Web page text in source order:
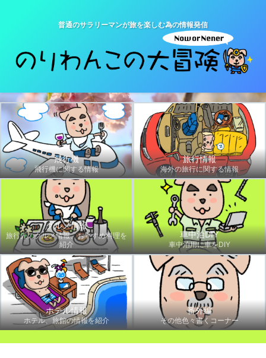
普通のサラリーマンが旅を楽しむ為の情報発信
飛行機
飛行機に関する情報
旅行情報
海外の旅行に関する情報
グルメ情報
旅行先のグルメ情報、おすすめ料理を
紹介
車中泊DIY
車中泊用に車をDIY
ホテル情報
ホテル、旅館の情報を紹介
番外編
その他色々書くコーナー